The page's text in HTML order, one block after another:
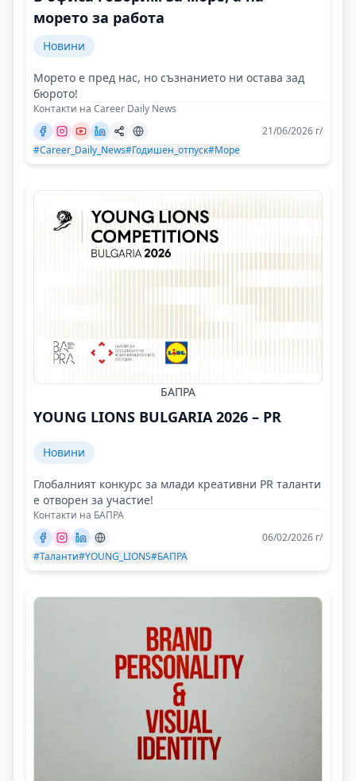
морето за работа
Новини
Морето е пред нас, но съзнанието ни остава зад
бюрото!
Контакти на Career Daily News
21/06/2026 г/
#Career_Daily_News#Годишен_отпуск#Море
БАПРА
YOUNG LIONS BULGARIA 2026 – PR
Новини
Глобалният конкурс за млади креативни PR таланти
е отворен за участие!
Контакти на БАПРА
06/02/2026 г/
#Таланти#YOUNG_LIONS#БАПРА